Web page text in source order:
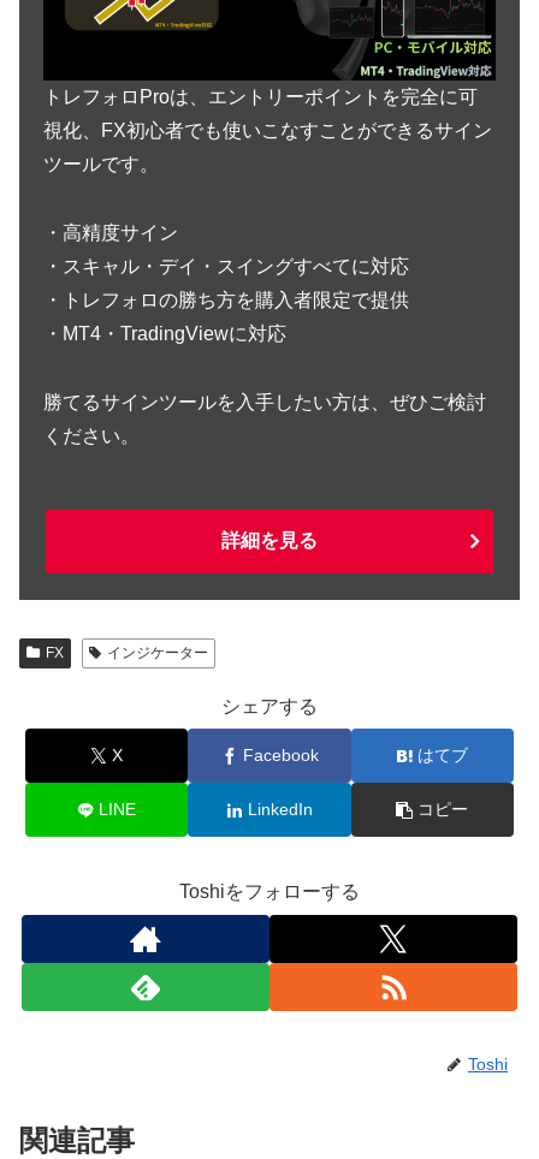
トレフォロProは、エントリーポイントを完全に可
視化、FX初心者でも使いこなすことができるサイン
ツールです。
・高精度サイン
・スキャル・デイ・スイングすべてに対応
・トレフォロの勝ち方を購入者限定で提供
・MT4・TradingViewに対応
勝てるサインツールを入手したい方は、ぜひご検討
ください。
詳細を見る
FX インジケーター
シェアする
X Facebook はてブ
LINE LinkedIn コピー
Toshiをフォローする
Toshi
関連記事